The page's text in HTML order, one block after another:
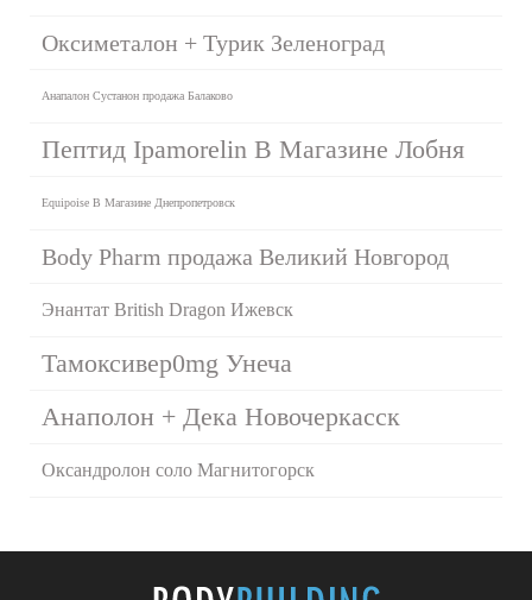
Оксиметалон + Турик Зеленоград
Анапалон Сустанон продажа Балаково
Пептид Ipamorelin В Магазине Лобня
Equipoise В Магазине Днепропетровск
Body Pharm продажа Великий Новгород
Энантат British Dragon Ижевск
Тамоксивер0mg Унеча
Анаполон + Дека Новочеркасск
Оксандролон соло Магнитогорск